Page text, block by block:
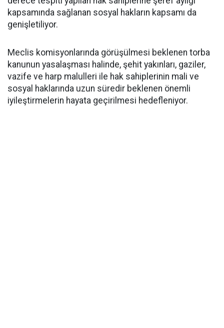
kapsamında sağlanan sosyal hakların kapsamı da
genişletiliyor.
Meclis komisyonlarında görüşülmesi beklenen torba
kanunun yasalaşması halinde, şehit yakınları, gaziler,
vazife ve harp malulleri ile hak sahiplerinin mali ve
sosyal haklarında uzun süredir beklenen önemli
iyileştirmelerin hayata geçirilmesi hedefleniyor.